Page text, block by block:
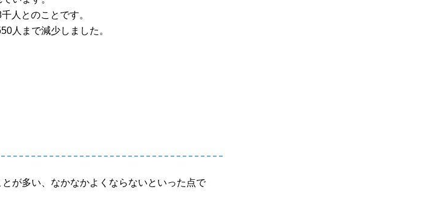
人とのことです。
人まで減少しました。
が多い、なかなかよくならないといった点で